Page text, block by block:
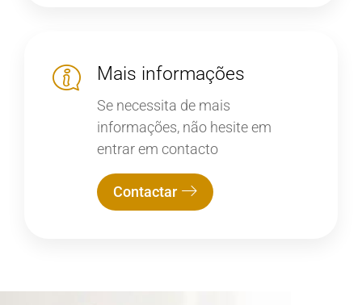
Mais informações
Se necessita de mais
informações, não hesite em
entrar em contacto
Contactar